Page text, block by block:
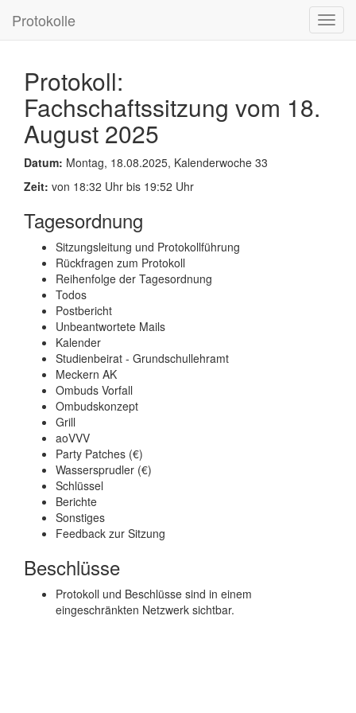
Protokolle
Protokoll:
Fachschaftssitzung vom 18.
August 2025
Datum: Montag, 18.08.2025, Kalenderwoche 33
Zeit: von 18:32 Uhr bis 19:52 Uhr
Tagesordnung
Sitzungsleitung und Protokollführung
Rückfragen zum Protokoll
Reihenfolge der Tagesordnung
Todos
Postbericht
Unbeantwortete Mails
Kalender
Studienbeirat - Grundschullehramt
Meckern AK
Ombuds Vorfall
Ombudskonzept
Grill
aoVVV
Party Patches (€)
Wassersprudler (€)
Schlüssel
Berichte
Sonstiges
Feedback zur Sitzung
Beschlüsse
Protokoll und Beschlüsse sind in einem
eingeschränkten Netzwerk sichtbar.